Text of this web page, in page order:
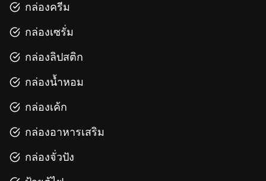
กล่องครีม
กล่องเซรั่ม
กล่องลิปสติก
กล่องน้ำหอม
กล่องเค้ก
กล่องอาหารเสริม
กล่องจั่วปัง